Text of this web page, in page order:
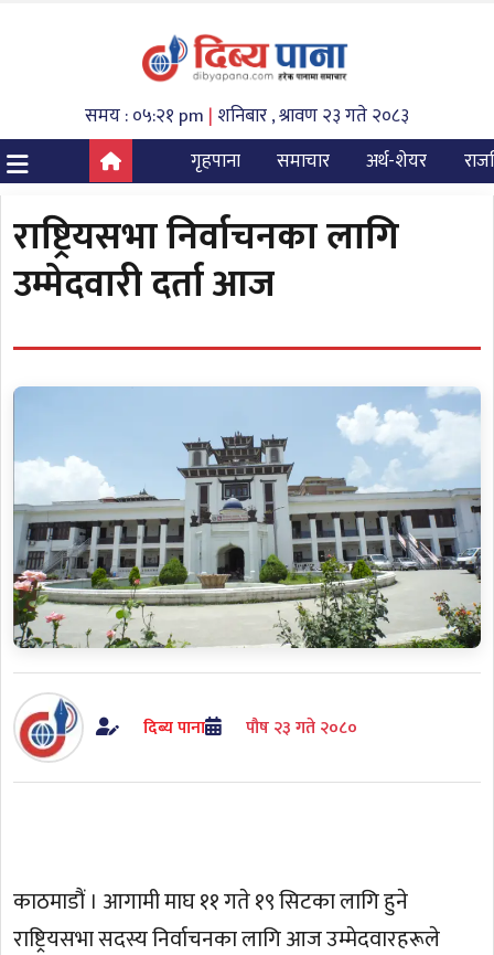
समय : ०५:२१ pm | शनिबार , श्रावण २३ गते २०८३
गृहपाना
समाचार अर्थ-शेयर
राष्ट्रियसभा निर्वाचनका लागि
उम्मेदवारी दर्ता आज
दिब्य पाना पौष २३ गते २०८०
काठमाडौं । आगामी माघ ११ गते १९ सिटका लागि हुने
राष्ट्रियसभा सदस्य निर्वाचनका लागि आज उम्मेदवारहरूले